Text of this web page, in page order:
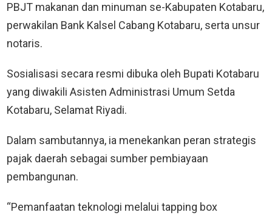
PBJT makanan dan minuman se-Kabupaten Kotabaru,
perwakilan Bank Kalsel Cabang Kotabaru, serta unsur
notaris.
Sosialisasi secara resmi dibuka oleh Bupati Kotabaru
yang diwakili Asisten Administrasi Umum Setda
Kotabaru, Selamat Riyadi.
Dalam sambutannya, ia menekankan peran strategis
pajak daerah sebagai sumber pembiayaan
pembangunan.
“Pemanfaatan teknologi melalui tapping box